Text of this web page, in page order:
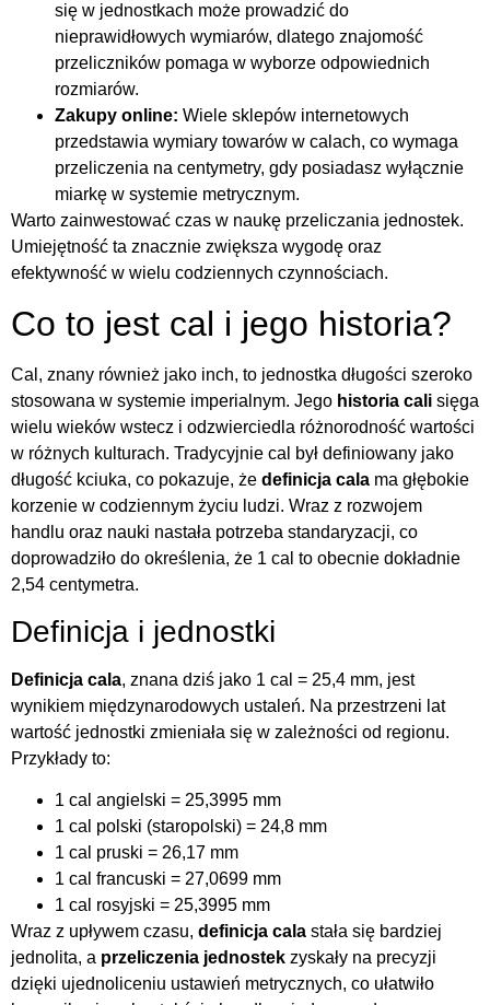
się w jednostkach może prowadzić do
nieprawidłowych wymiarów, dlatego znajomość
przeliczników pomaga w wyborze odpowiednich
rozmiarów.
Zakupy online: Wiele sklepów internetowych
przedstawia wymiary towarów w calach, co wymaga
przeliczenia na centymetry, gdy posiadasz wyłącznie
miarkę w systemie metrycznym.
Warto zainwestować czas w naukę przeliczania jednostek.
Umiejętność ta znacznie zwiększa wygodę oraz
efektywność w wielu codziennych czynnościach.
Co to jest cal i jego historia?
Cal, znany również jako inch, to jednostka długości szeroko
stosowana w systemie imperialnym. Jego historia cali sięga
wielu wieków wstecz i odzwierciedla różnorodność wartości
w różnych kulturach. Tradycyjnie cal był definiowany jako
długość kciuka, co pokazuje, że definicja cala ma głębokie
korzenie w codziennym życiu ludzi. Wraz z rozwojem
handlu oraz nauki nastała potrzeba standaryzacji, co
doprowadziło do określenia, że 1 cal to obecnie dokładnie
2,54 centymetra.
Definicja i jednostki
Definicja cala, znana dziś jako 1 cal = 25,4 mm, jest
wynikiem międzynarodowych ustaleń. Na przestrzeni lat
wartość jednostki zmieniała się w zależności od regionu.
Przykłady to:
1 cal angielski = 25,3995 mm
1 cal polski (staropolski) = 24,8 mm
1 cal pruski = 26,17 mm
1 cal francuski = 27,0699 mm
1 cal rosyjski = 25,3995 mm
Wraz z upływem czasu, definicja cala stała się bardziej
jednolita, a przeliczenia jednostek zyskały na precyzji
dzięki ujednoliceniu ustawień metrycznych, co ułatwiło